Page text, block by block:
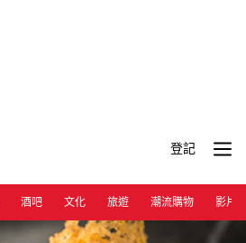
登記
酒吧 文化 旅遊 潮流購物 影片